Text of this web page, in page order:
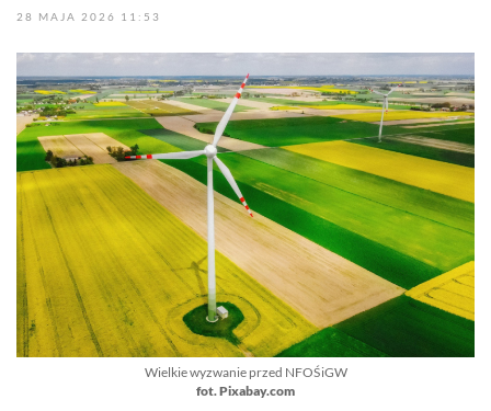
28 MAJA 2026 11:53
Wielkie wyzwanie przed NFOŚiGW
fot. Pixabay.com